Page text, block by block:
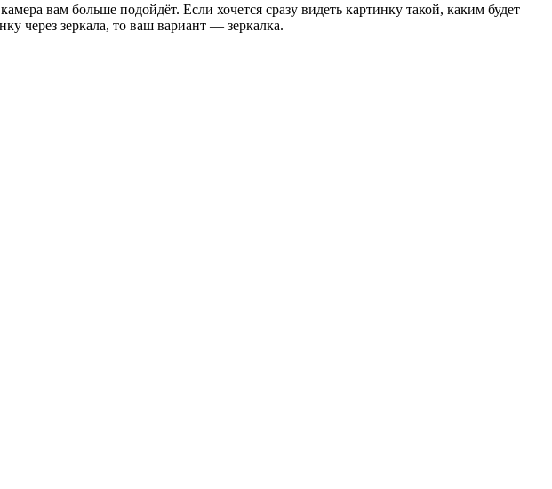
вам больше подойдёт. Если хочется сразу видеть картинку такой, каким будет
через зеркала, то ваш вариант — зеркалка.